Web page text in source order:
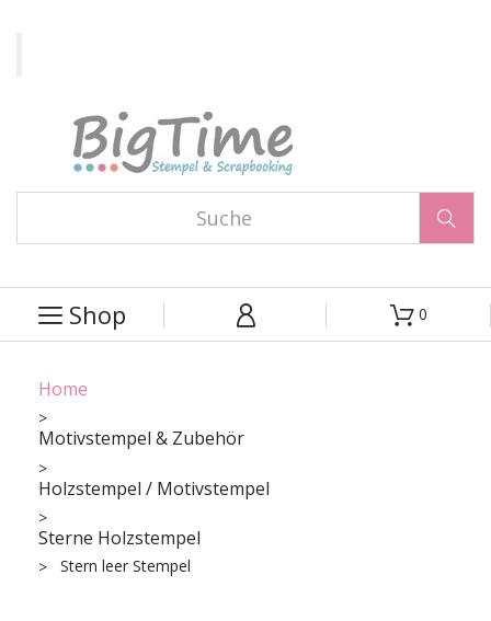

 Shop   0
Home
Motivstempel & Zubehör
Holzstempel / Motivstempel
Sterne Holzstempel
Stern leer Stempel